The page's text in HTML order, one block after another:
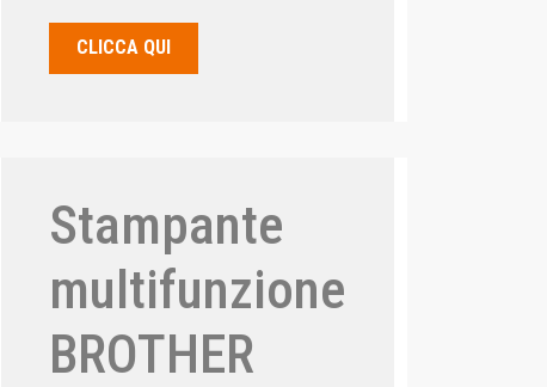
CLICCA QUI
Stampante
multifunzione
BROTHER